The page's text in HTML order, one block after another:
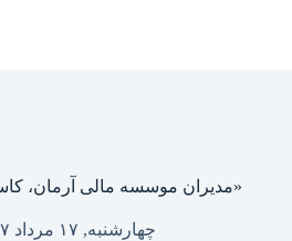
«مدیران موسسه مالی آرمان،
چهارشنبه, ۱۷ مرداد ۱۳۹۷ – ۱۰:۲۹